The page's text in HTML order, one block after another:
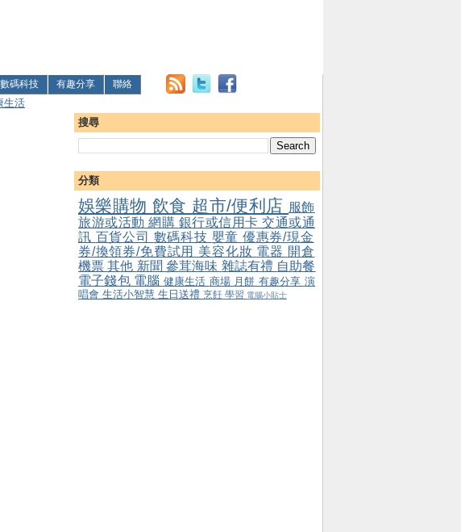
數碼科技 有趣分享 聯絡
生活
搜尋
分類
娛樂購物 飲食 超市/便利店 服飾
旅游或活動 網購 銀行或信用卡 交通或通
訊 百貨公司 數碼科技 嬰童 優惠券/現金
券/換領券/免費試用 美容化妝 電器 開倉
機票其他 新聞參茸海味 雜誌有禮 自助餐
電子錢包 電腦 健康生活 商場 月餅 有趣分享 演
唱會 生活小智慧 生日送禮 烹飪 學習 電腦小貼士